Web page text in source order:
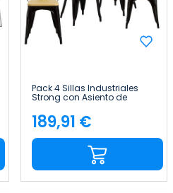
Pack 4 Sillas Industriales
Strong con Asiento de
Madera 45x54x85cm Thinia
Home
Precio
189,91 €